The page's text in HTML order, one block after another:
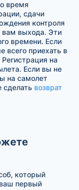
время
сдачи
контроля
вам выхода. Эти
времени. Если
всего приехать в
на
Если вы не
на самолет
сделать возврат
который
первый